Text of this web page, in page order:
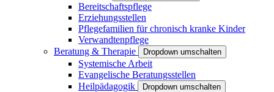
Bereitschaftspflege
Erziehungsstellen
Pflegefamilien für chronisch kranke Kinder
Verwandtenpflege
Beratung & Therapie
Dropdown umschalten
Systemische Arbeit
Evangelische Beratungsstellen
Heilpädagogik
Dropdown umschalten